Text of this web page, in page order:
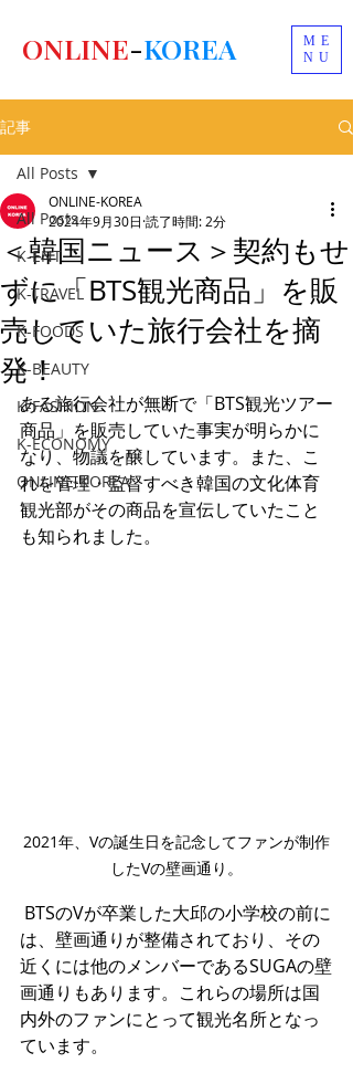
ME
NU
ONLINE-KOREA
記事
All Posts
K-ENT
K-TRAVEL
K-FOODS
K-BEAUTY
K-FASHION
K-ECONOMY
ONLINE-KOREA
All Posts
＜韓国ニュース＞契約もせ
ずに「BTS観光商品」を販
売していた旅行会社を摘
発！
ONLINE-KOREA
2024年9月30日 読了時間: 2分
ある旅行会社が無断で「BTS観光ツアー
商品」を販売していた事実が明らかに
なり、物議を醸しています。また、こ
れを管理・監督すべき韓国の文化体育
観光部がその商品を宣伝していたこと
も知られました。
2021年、Vの誕生日を記念してファンが制作
したVの壁画通り。
BTSのVが卒業した大邱の小学校の前に
は、壁画通りが整備されており、その
近くには他のメンバーであるSUGAの壁
画通りもあります。これらの場所は国
内外のファンにとって観光名所となっ
ています。